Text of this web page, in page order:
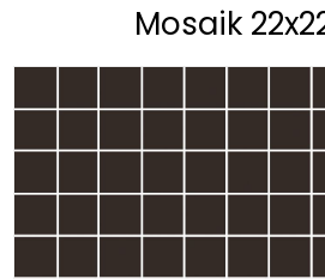
Mosaik